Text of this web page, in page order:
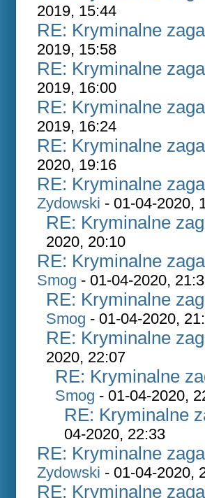
2019, 15:44
RE: Kryminalne
2019, 15:58
RE: Kryminalne
2019, 16:00
RE: Kryminalne
2019, 16:24
RE: Kryminalne
2020, 19:16
RE: Kryminalne
Zydowski - 01-04-2020,
RE: Kryminalne
2020, 20:10
RE: Kryminalne
Smog - 01-04-2020,
RE: Kryminalne
Smog - 01-04-2020,
RE: Kryminalne
2020, 22:07
RE: Kryminalne
Smog - 01-04-2020,
RE: Kryminalne
04-2020, 22:33
RE: Kryminalne
Zydowski - 01-04-2020,
RE: Kryminalne